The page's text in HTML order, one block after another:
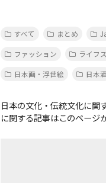
すべて まとめ
ファッション
ライフ
日本画・浮世絵
日本酒
日本の文化・伝統文化に関
に関する記事はこのページ